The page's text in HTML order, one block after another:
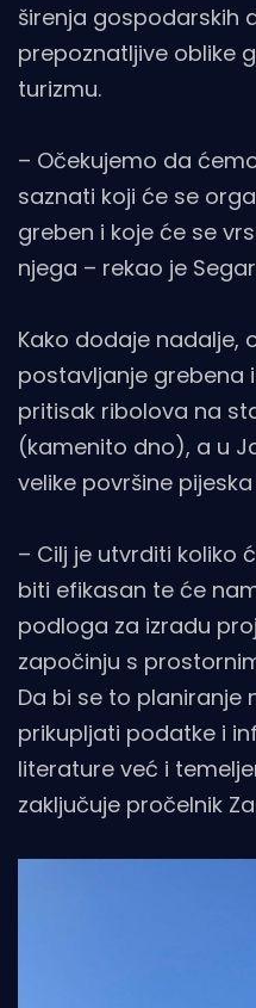
širenja gospodarskih
prepoznatljive oblike
turizmu.
– Očekujemo da
saznati koji će se
greben i koje će se
njega – rekao je
Kako dodaje nadalje,
postavljanje grebena
pritisak ribolova na
(kamenito dno), a u
velike površine
– Cilj je utvrditi koliko
biti efikasan te će
podloga za izradu
započinju s
Da bi se to
prikupljati podatke i
literature već i
zaključuje pročelnik